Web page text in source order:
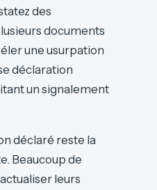
des
documents
une usurpation
déclaration
un signalement
déclaré reste la
Beaucoup de
leurs